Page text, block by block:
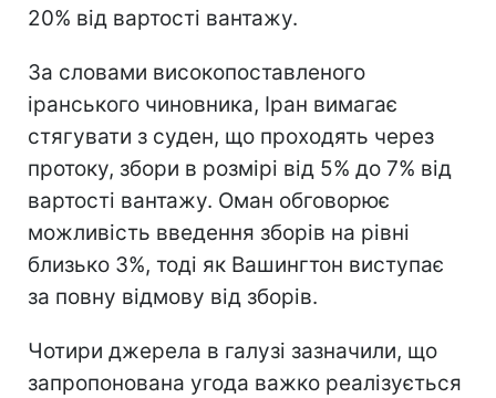
20% від вартості вантажу.
За словами високопоставленого
іранського чиновника, Іран вимагає
стягувати з суден, що проходять через
протоку, збори в розмірі від 5% до 7% від
вартості вантажу. Оман обговорює
можливість введення зборів на рівні
близько 3%, тоді як Вашингтон виступає
за повну відмову від зборів.
Чотири джерела в галузі зазначили, що
запропонована угода важко реалізується